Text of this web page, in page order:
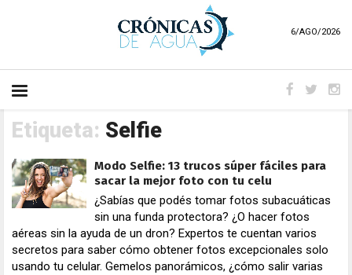
6/AGO/2026
Etiqueta: Selfie
Modo Selfie: 13 trucos súper fáciles para
sacar la mejor foto con tu celu
¿Sabías que podés tomar fotos subacuáticas
sin una funda protectora? ¿O hacer fotos
aéreas sin la ayuda de un dron? Expertos te cuentan varios
secretos para saber cómo obtener fotos excepcionales solo
usando tu celular. Gemelos panorámicos, ¿cómo salir varias